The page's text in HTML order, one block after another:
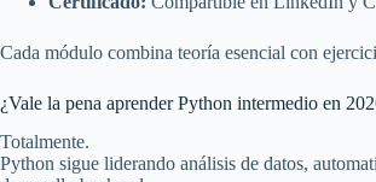
Cada módulo combina teoría esencial con
¿Vale la pena aprender Python intermedio en
Totalmente.
Python sigue liderando análisis de datos,